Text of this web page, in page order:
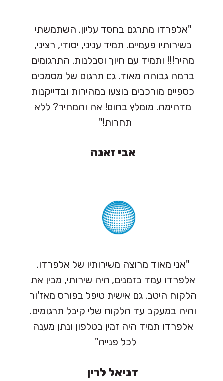
"אלפרדו מתרגם בחסד עליון. השתמשתי
בשירותיו פעמיים. תמיד עניני, יסודי, רציני,
מהיר!!! ותמיד עם חיוך וסבלנות. התרגומים
ברמה גבוהה מאוד. גם תרגום של מסמכים
כספיים מורכבים בוצעו במהירות ובדייקנות
מדהימה. מומלץ בחום! אה והמחיר? ללא
תחרות!"
אבי זאנה
"אני מאוד מרוצה משירותיו של אלפרדו.
אלפרדו עמד בזמנים, היה שירותי, מבין את
הלקוח היטב. גם אישית טיפל בפורס מאז'ור
והיה במעקב עד הלקוח שלי קיבל תרגומים.
אלפרדו תמיד היה זמין בטלפון ונתן מענה
לכל פנייה"
דניאל לרין